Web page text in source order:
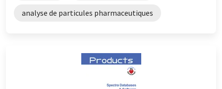
analyse de particules pharmaceutiques